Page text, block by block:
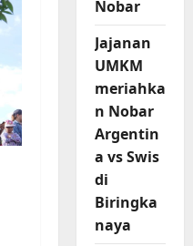
Nobar
Jajanan
UMKM
meriahka
n Nobar
Argentin
a vs Swis
di
Biringka
naya